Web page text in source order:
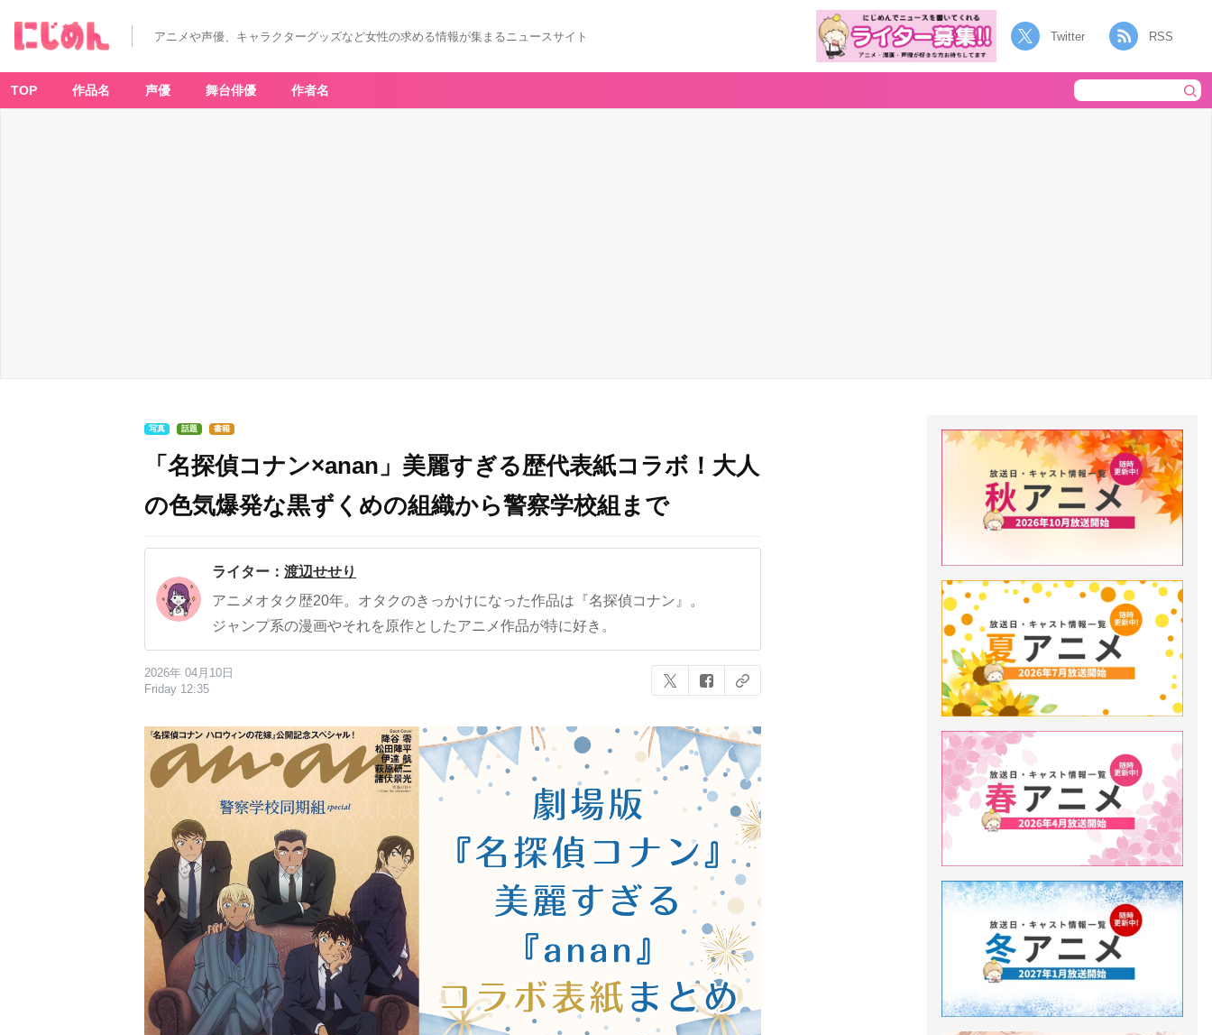
アニメや声優、キャラクターグッズなど女性の求める情報が集まるニュースサイト Twitter RSS
TOP 作品名 声優 舞台俳優 作者名
写真 話題 書籍
「名探偵コナン×anan」美麗すぎる歴代表紙コラボ！大人
の色気爆発な黒ずくめの組織から警察学校組まで
ライター： 渡辺せせり
アニメオタク歴20年。オタクのきっかけになった作品は『名探偵コナン』。
ジャンプ系の漫画やそれを原作としたアニメ作品が特に好き。
2026年 04月10日
Friday 12:35